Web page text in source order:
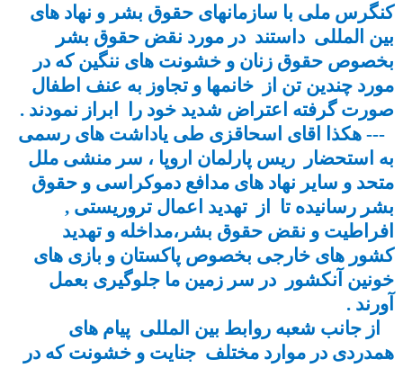
کنگرس ملی با سازمانهای حقوق بشر و نهاد های
بین المللی داستند در مورد نقض حقوق بشر
بخصوص حقوق زنان و خشونت های ننگین که در
مورد چندین تن از خانمها و تجاوز به عنف اطفال
صورت گرفته اعتراض شدید خود را ابراز نمودند .
--- هکذا اقای اسحاقزی طی یاداشت های رسمی
به استحضار ریس پارلمان اروپا ، سر منشی ملل
متحد و سایر نهاد های مدافع دموکراسی و حقوق
بشر رسانیده تا از تهدید اعمال تروریستی ,
افراطیت و نقض حقوق بشر،مداخله و تهدید
کشور های خارجی بخصوص پاکستان و بازی های
خونین آنکشور در سر زمین ما جلوگیری بعمل
آورند .
از جانب شعبه روابط بین المللی پیام های
همدردی در موارد مختلف جنایت و خشونت که در